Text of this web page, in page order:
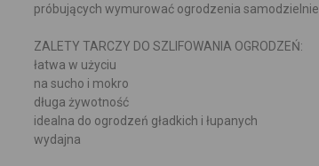
próbujących wymurować ogrodzenia samodzielnie.
ZALETY TARCZY DO SZLIFOWANIA OGRODZEŃ:
łatwa w użyciu
na sucho i mokro
długa żywotność
idealna do ogrodzeń gładkich i łupanych
wydajna